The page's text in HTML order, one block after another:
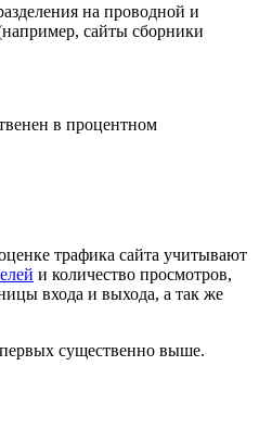
на проводной и
сайты сборники
в процентном
трафика сайта учитывают
и количество просмотров,
входа и выхода, а так же
первых существенно выше.